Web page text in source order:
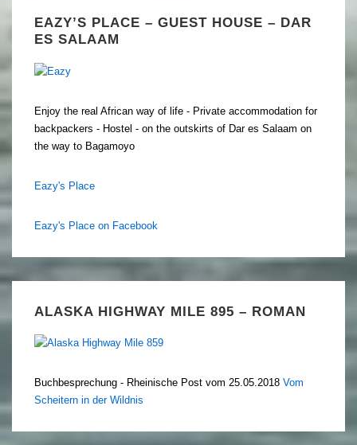
EAZY’S PLACE – GUEST HOUSE – DAR
ES SALAAM
Enjoy the real African way of life - Private accommodation for
backpackers - Hostel - on the outskirts of Dar es Salaam on
the way to Bagamoyo
Eazy's Place
Eazy's Place on Facebook
ALASKA HIGHWAY MILE 895 – ROMAN
Buchbesprechung - Rheinische Post vom 25.05.2018 Vom
Scheitern in der Wildnis